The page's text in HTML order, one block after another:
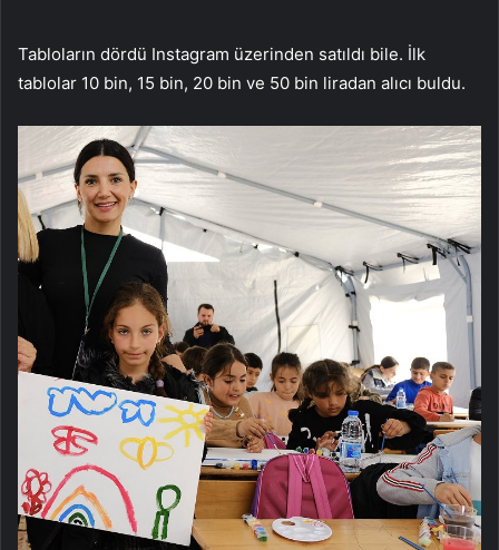
Tabloların dördü Instagram üzerinden satıldı bile. İlk
tablolar 10 bin, 15 bin, 20 bin ve 50 bin liradan alıcı buldu.